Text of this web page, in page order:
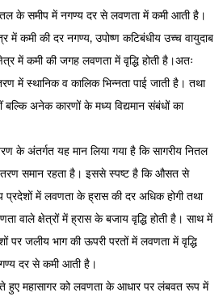
के समीप में नगण्य दर से लवणता में कमी आती है।
में कमी की दर नगण्य, उपोष्ण कटिबंधीय उच्च वायुदाब
में कमी की जगह लवणता में वृद्धि होती है।अतः
में स्थानिक व कालिक भिन्नता पाई जाती है। तथा
बल्कि अनेक कारणों के मध्य विद्यमान संबंधों का
के अंतर्गत यह मान लिया गया है कि सागरीय नितल
समान रहता है। इससे स्पष्ट है कि औसत से
प्रदेशों में लवणता के ह्रास की दर अधिक होगी तथा
क्षेत्रों में ह्रास के बजाय वृद्धि होती है। साथ में
पर जलीय भाग की ऊपरी परतों में लवणता में वृद्धि
दर से कमी आती है।
हुए महासागर को लवणता के आधार पर लंबवत रूप में